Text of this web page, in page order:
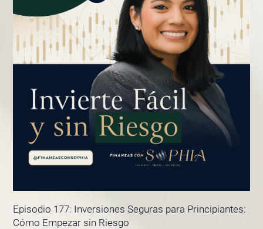
Episodio 177: Inversiones Seguras para Principiantes:
Cómo Empezar sin Riesgo